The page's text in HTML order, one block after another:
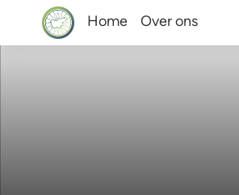
Home Over ons